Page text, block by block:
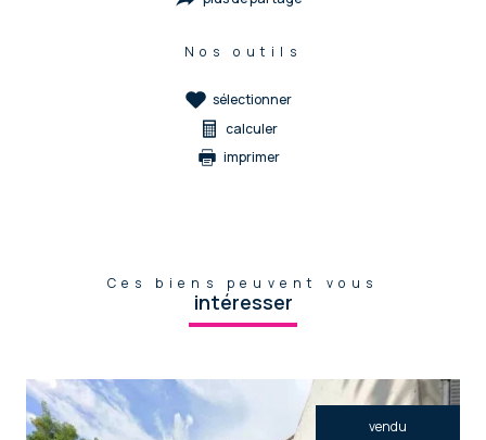
Nos outils
sélectionner
calculer
imprimer
Ces biens peuvent vous
intéresser
vendu